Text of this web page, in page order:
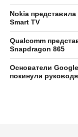
Nokia
Smart TV
Qualcomm
Snapdragon 865
Основатели
покинули